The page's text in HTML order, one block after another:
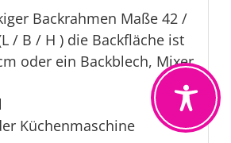
Backrahmen Maße 42 /
/ B / H ) die Backfläche ist
oder ein Backblech, Mixer,
Küchenmaschine